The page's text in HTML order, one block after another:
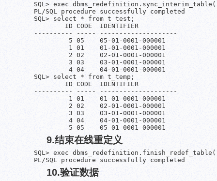
SQL> exec
PL/SQL procedure successfully completed
SQL> select * from t_test;
        ID CODE  IDENTIFIER
---------- ----- --------------------
         5 05    05-01-0001-000001
         1 01    01-01-0001-000001
         2 02    02-01-0001-000001
         3 03    03-01-0001-000001
         4 04    04-01-0001-000001
SQL> select * from t_temp;
        ID CODE  IDENTIFIER
---------- ----- --------------------
         1 01    01-01-0001-000001
         2 02    02-01-0001-000001
         3 03    03-01-0001-000001
         4 04    04-01-0001-000001
         5 05    05-01-0001-000001
9.结束在线重定义
SQL> exec
PL/SQL procedure successfully completed
10.验证数据